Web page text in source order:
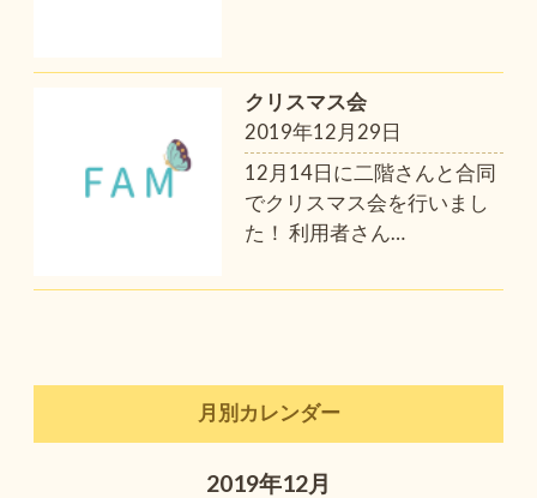
クリスマス会
2019年12月29日
12月14日に二階さんと合同
でクリスマス会を行いまし
た！ 利用者さん…
月別カレンダー
2019年12月